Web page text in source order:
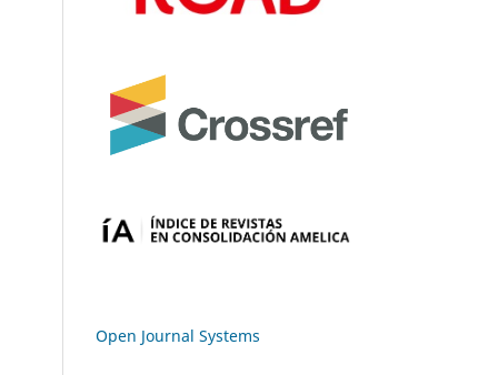
Open Journal Systems